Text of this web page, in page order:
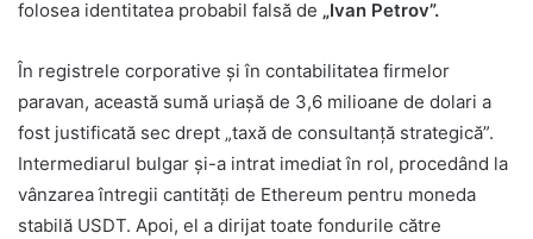
folosea identitatea probabil falsă de „Ivan Petrov”.
În registrele corporative și în contabilitatea firmelor
paravan, această sumă uriașă de 3,6 milioane de dolari a
fost justificată sec drept „taxă de consultanță strategică”.
Intermediarul bulgar și-a intrat imediat în rol, procedând la
vânzarea întregii cantități de Ethereum pentru moneda
stabilă USDT. Apoi, el a dirijat toate fondurile către